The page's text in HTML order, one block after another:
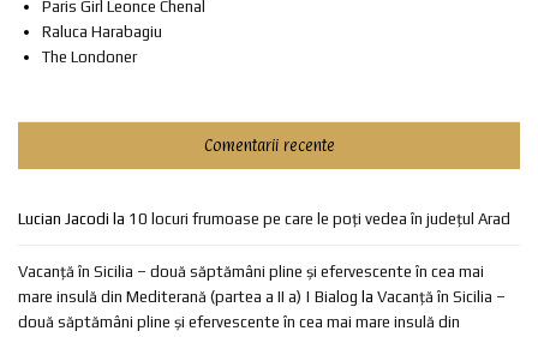
Paris Girl Leonce Chenal
Raluca Harabagiu
The Londoner
Comentarii recente
Lucian Jacodi la 10 locuri frumoase pe care le poți vedea în județul Arad
Vacanță în Sicilia – două săptămâni pline și efervescente în cea mai
mare insulă din Mediterană (partea a II a) | Bialog la Vacanță în Sicilia –
două săptămâni pline și efervescente în cea mai mare insulă din